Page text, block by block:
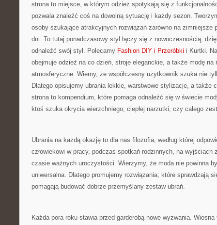
strona to miejsce, w którym odzież spotykają się z
pozwala znaleźć coś na dowolną sytuację i każdy sezon.
osoby szukające atrakcyjnych rozwiązań zarówno na zimniejsze
dni. To tutaj ponadczasowy styl łączy się z nowoczesnością,
odnaleźć swój styl. Polecamy Fashion DIY i Przeróbki i Kurtki.
obejmuje odzież na co dzień, stroje eleganckie, a także modę na
atmosferyczne. Wiemy, że współczesny użytkownik szuka nie
Dlatego opisujemy ubrania lekkie, warstwowe stylizacje, a także
strona to kompendium, które pomaga odnaleźć się w świecie
ktoś szuka okrycia wierzchniego, ciepłej narzutki, czy całego
Ubrania na każdą okazję to dla nas filozofia, według której
człowiekowi w pracy, podczas spotkań rodzinnych, na wyjściach
czasie ważnych uroczystości. Wierzymy, że moda nie powinna
uniwersalna. Dlatego promujemy rozwiązania, które sprawdzają
pomagają budować dobrze przemyślany zestaw ubrań.
Każda pora roku stawia przed garderobą nowe wyzwania.